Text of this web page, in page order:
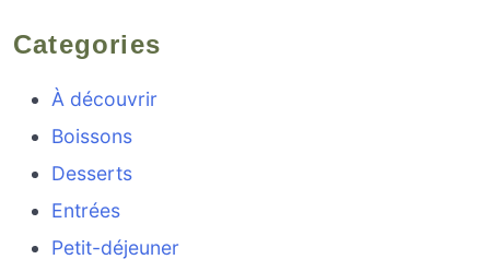
Categories
À découvrir
Boissons
Desserts
Entrées
Petit-déjeuner